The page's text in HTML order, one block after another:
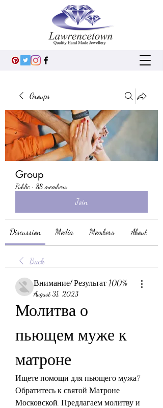
Groups
Group
Public · 88 members
Join
Discussion Media Members About
Back
Внимание! Результат 100%
August 31, 2023
Молитва о
пьющем муже к
матроне
Ищете помощи для пьющего мужа?
Обратитесь к святой Матроне
Московской. Предлагаем молитву и